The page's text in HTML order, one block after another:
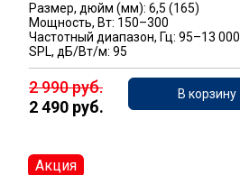
Размер, дюйм (мм): 6,5 (165)
Мощность, Вт: 150–300
Частотный диапазон, Гц: 95–13 000
SPL, дБ/Вт/м: 95
2 990 руб.
2 490 руб.
В корзину
Акция